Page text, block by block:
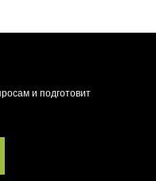
и подготовит